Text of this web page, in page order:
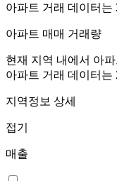
아파트 거래 데이터는
아파트 매매 거래량
현재 지역 내에서 아
아파트 거래 데이터는
지역정보 상세
접기
매출